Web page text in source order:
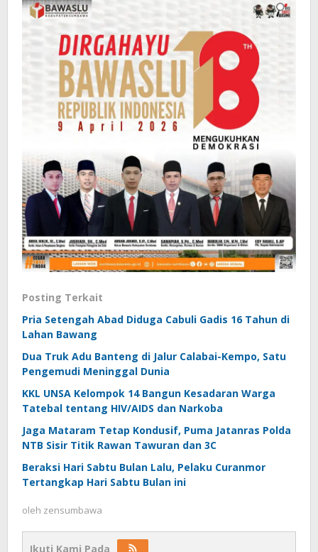
Posting Terkait
Pria Setengah Abad Diduga Cabuli Gadis 16 Tahun di
Lahan Bawang
Dua Truk Adu Banteng di Jalur Calabai-Kempo, Satu
Pengemudi Meninggal Dunia
KKL UNSA Kelompok 14 Bangun Kesadaran Warga
Tatebal tentang HIV/AIDS dan Narkoba
Jaga Mataram Tetap Kondusif, Puma Jatanras Polda
NTB Sisir Titik Rawan Tawuran dan 3C
Beraksi Hari Sabtu Bulan Lalu, Pelaku Curanmor
Tertangkap Hari Sabtu Bulan ini
oleh zensumbawa
Ikuti Kami Pada